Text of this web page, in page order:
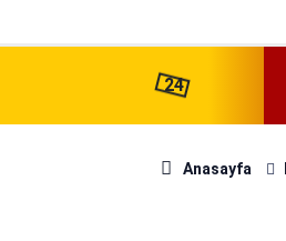
24
Anasayfa